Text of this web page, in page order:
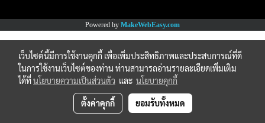
Powered by MakeWebEasy.com
เว็บไซต์นี้มีการใช้งานคุกกี้ เพื่อเพิ่มประสิทธิภาพและประสบการณ์ที่ดี
ในการใช้งานเว็บไซต์ของท่าน ท่านสามารถอ่านรายละเอียดเพิ่มเติม
ได้ที่นโยบายความเป็นส่วนตัว และ นโยบายคุกกี้
ตั้งค่าคุกกี้ ยอมรับทั้งหมด